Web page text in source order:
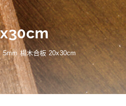
5mm 楊木合板 20x30cm